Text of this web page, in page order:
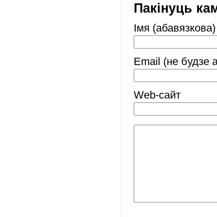
Пакінуць
Імя (абавязкова)
Email (не будзе
Web-cайт